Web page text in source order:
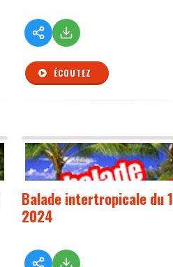
ÉCOUTEZ
Balade intertropicale du
2024